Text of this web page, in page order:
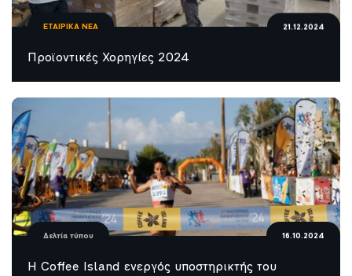
ΕΤΑΙΡΙΚΑ ΝΕΑ 21.12.2024
Προϊοντικές Χορηγίες 2024
Δελτία τύπου 16.10.2024
Η Coffee Island ενεργός υποστηρικτής του